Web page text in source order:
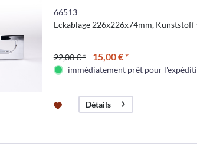
66513
Eckablage 226x226x74mm,
22,00 € * 15,00 € *
immédiatement prêt pour
Détails